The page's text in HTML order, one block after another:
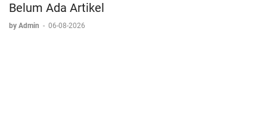
Belum Ada Artikel
by Admin - 06-08-2026